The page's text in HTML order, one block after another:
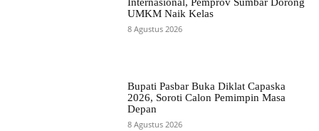
Internasional, Pemprov Sumbar Dorong
UMKM Naik Kelas
8 Agustus 2026
Bupati Pasbar Buka Diklat Capaska
2026, Soroti Calon Pemimpin Masa
Depan
8 Agustus 2026